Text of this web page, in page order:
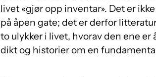
livet «gjør opp inventar». Det er
på åpen gate; det er derfor
to ulykker i livet, hvorav den ene er
dikt og historier om en